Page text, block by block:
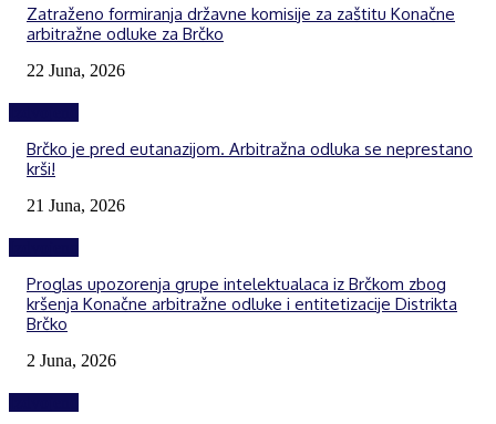
Zatraženo formiranja državne komisije za zaštitu Konačne
arbitražne odluke za Brčko
22 Juna, 2026
Brčko je pred eutanazijom. Arbitražna odluka se neprestano
krši!
21 Juna, 2026
Proglas upozorenja grupe intelektualaca iz Brčkom zbog
kršenja Konačne arbitražne odluke i entitetizacije Distrikta
Brčko
2 Juna, 2026